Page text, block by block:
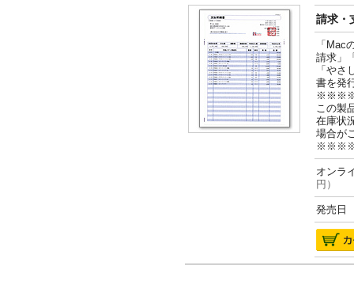
請求・
「Mac
請求」
「や
書を発
この製
在庫状
場合が
オン
円）
発売日